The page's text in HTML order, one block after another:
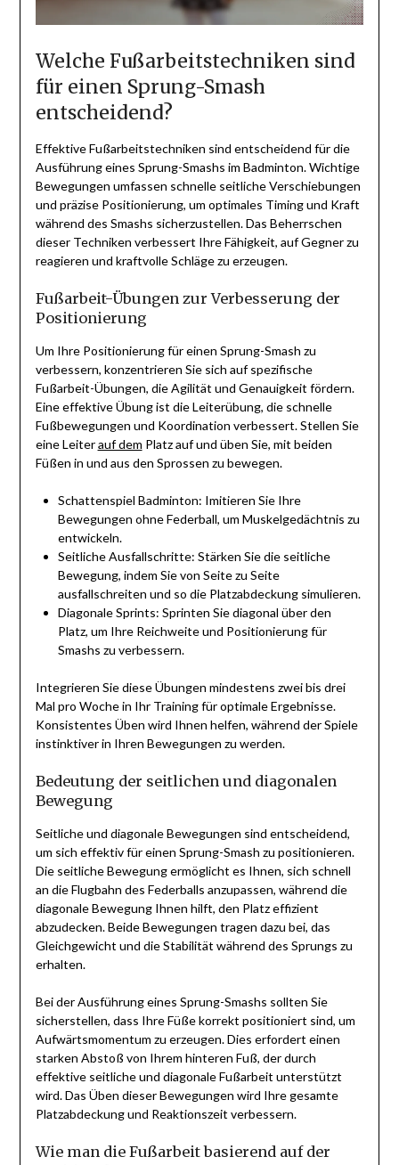
Welche Fußarbeitstechniken sind
für einen Sprung-Smash
entscheidend?
Effektive Fußarbeitstechniken sind entscheidend für die
Ausführung eines Sprung-Smashs im Badminton. Wichtige
Bewegungen umfassen schnelle seitliche Verschiebungen
und präzise Positionierung, um optimales Timing und Kraft
während des Smashs sicherzustellen. Das Beherrschen
dieser Techniken verbessert Ihre Fähigkeit, auf Gegner zu
reagieren und kraftvolle Schläge zu erzeugen.
Fußarbeit-Übungen zur Verbesserung der
Positionierung
Um Ihre Positionierung für einen Sprung-Smash zu
verbessern, konzentrieren Sie sich auf spezifische
Fußarbeit-Übungen, die Agilität und Genauigkeit fördern.
Eine effektive Übung ist die Leiterübung, die schnelle
Fußbewegungen und Koordination verbessert. Stellen Sie
eine Leiterauf dem Platz auf und üben Sie, mit beiden
Füßen in und aus den Sprossen zu bewegen.
Schattenspiel Badminton: Imitieren Sie Ihre
Bewegungen ohne Federball, um Muskelgedächtnis zu
entwickeln.
Seitliche Ausfallschritte: Stärken Sie die seitliche
Bewegung, indem Sie von Seite zu Seite
ausfallschreiten und so die Platzabdeckung simulieren.
Diagonale Sprints: Sprinten Sie diagonal über den
Platz, um Ihre Reichweite und Positionierung für
Smashs zu verbessern.
Integrieren Sie diese Übungen mindestens zwei bis drei
Mal pro Woche in Ihr Training für optimale Ergebnisse.
Konsistentes Üben wird Ihnen helfen, während der Spiele
instinktiver in Ihren Bewegungen zu werden.
Bedeutung der seitlichen und diagonalen
Bewegung
Seitliche und diagonale Bewegungen sind entscheidend,
um sich effektiv für einen Sprung-Smash zu positionieren.
Die seitliche Bewegung ermöglicht es Ihnen, sich schnell
an die Flugbahn des Federballs anzupassen, während die
diagonale Bewegung Ihnen hilft, den Platz effizient
abzudecken. Beide Bewegungen tragen dazu bei, das
Gleichgewicht und die Stabilität während des Sprungs zu
erhalten.
Bei der Ausführung eines Sprung-Smashs sollten Sie
sicherstellen, dass Ihre Füße korrekt positioniert sind, um
Aufwärtsmomentum zu erzeugen. Dies erfordert einen
starken Abstoß von Ihrem hinteren Fuß, der durch
effektive seitliche und diagonale Fußarbeit unterstützt
wird. Das Üben dieser Bewegungen wird Ihre gesamte
Platzabdeckung und Reaktionszeit verbessern.
Wie man die Fußarbeit basierend auf der